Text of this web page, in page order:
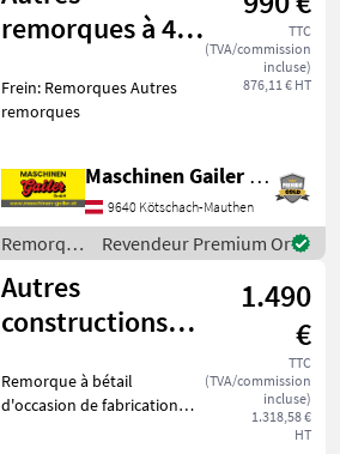
remorques à 4
TTC
(TVA/commission
incluse)
876,11 € HT
Frein: Remorques Autres
remorques
Maschinen Gailer GmbH
9640 Kötschach-Mauthen
Remorques
/ Sonstige
Revendeur Premium Or
Autres
constructions
1.490
€
TTC
(TVA/commission
incluse)
1.318,58 €
HT
Remorque à bétail
d'occasion de fabrication